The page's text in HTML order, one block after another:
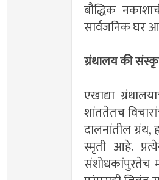
बौद्धिक
सार्वजनिक घर
ग्रंथालय की
एखाद्या
शांततेतच
दालनांतील ग्रंथ,
स्मृती आहे.
संशोधकांपुरतेच